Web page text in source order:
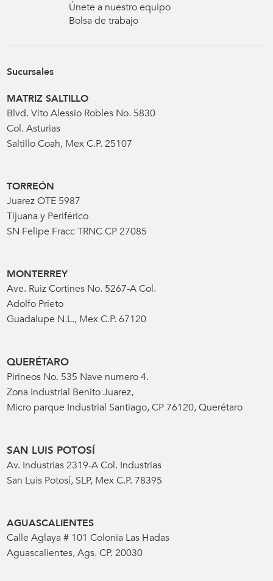
Únete a nuestro equipo
Bolsa de trabajo
Sucursales
MATRIZ SALTILLO
Blvd. Vito Alessio Robles No. 5830
Col. Asturias
Saltillo Coah, Mex C.P. 25107
TORREÓN
Juarez OTE 5987
Tijuana y Periférico
SN Felipe Fracc TRNC CP 27085
MONTERREY
Ave. Ruiz Cortines No. 5267-A Col.
Adolfo Prieto
Guadalupe N.L., Mex C.P. 67120
QUERÉTARO
Pirineos No. 535 Nave numero 4.
Zona Industrial Benito Juarez,
Micro parque Industrial Santiago, CP 76120, Querétaro
SAN LUIS POTOSÍ
Av. Industrias 2319-A Col. Industrias
San Luis Potosí, SLP, Mex C.P. 78395
AGUASCALIENTES
Calle Aglaya # 101 Colonia Las Hadas
Aguascalientes, Ags. CP. 20030